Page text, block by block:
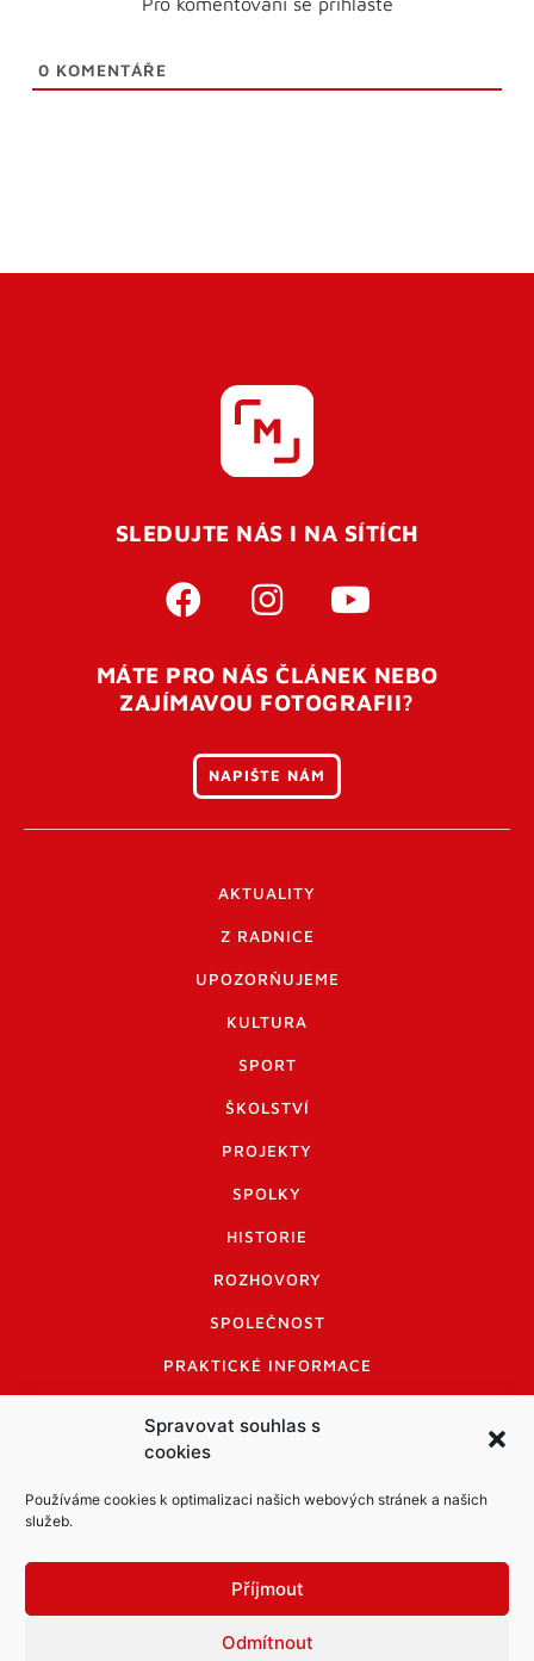
Spravovat souhlas s
cookies
Používáme cookies k optimalizaci našich webových stránek a našich
služeb.
Příjmout
Odmítnout
0 KOMENTÁŘE
SLEDUJTE NÁS I NA SÍTÍCH
MÁTE PRO NÁS ČLÁNEK NEBO
ZAJÍMAVOU FOTOGRAFII?
NAPIŠTE NÁM
AKTUALITY
Z RADNICE
UPOZORŇUJEME
KULTURA
SPORT
ŠKOLSTVÍ
PROJEKTY
SPOLKY
HISTORIE
ROZHOVORY
SPOLEČNOST
PRAKTICKÉ INFORMACE
INFORMACE A KODEX DISKUTUJÍCÍCH
LOGO A LOGO MANUÁL
Informace o zpracování osobních údajů